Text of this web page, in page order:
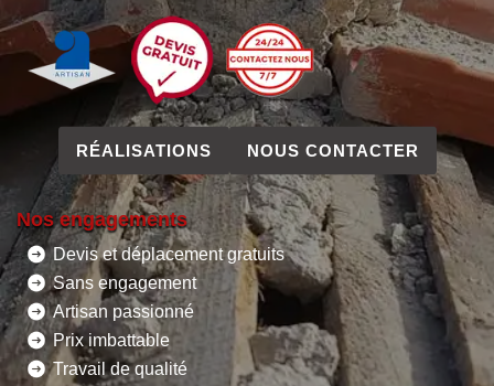
RÉALISATIONS NOUS CONTACTER
Nos engagements
Devis et déplacement gratuits
Sans engagement
Artisan passionné
Prix imbattable
Travail de qualité